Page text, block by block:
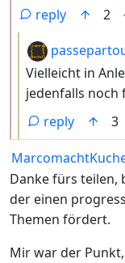
reply
2
by
Vielleicht in
jedenfalls noch
reply
3
by
Danke fürs
der einen
Themen fördert.
Mir war der